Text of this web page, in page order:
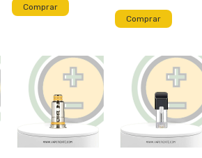
Comprar
Comprar